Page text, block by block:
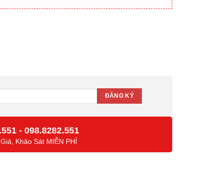
-098.8282.551
Khảo Sát MIỄN PHÍ